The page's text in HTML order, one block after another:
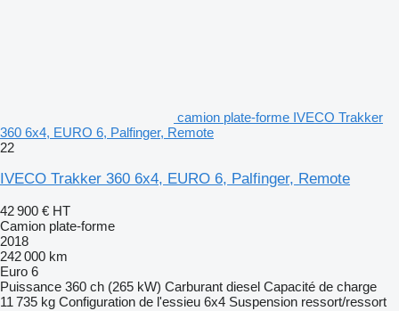
camion plate-forme IVECO Trakker
360 6x4, EURO 6, Palfinger, Remote
22
IVECO Trakker 360 6x4, EURO 6, Palfinger, Remote
42 900 € HT
Camion plate-forme
2018
242 000 km
Euro 6
Puissance 360 ch (265 kW) Carburant diesel Capacité de charge
11 735 kg Configuration de l'essieu 6x4 Suspension ressort/ressort